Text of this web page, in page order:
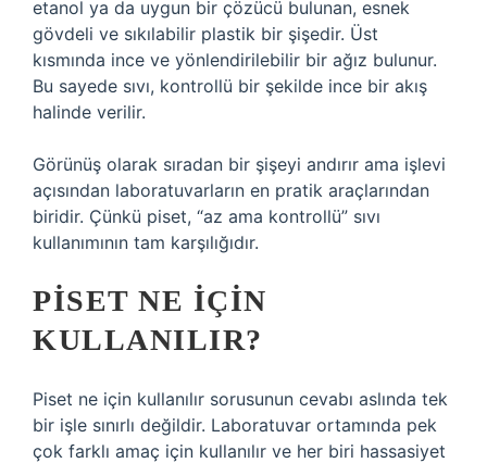
etanol ya da uygun bir çözücü bulunan, esnek
gövdeli ve sıkılabilir plastik bir şişedir. Üst
kısmında ince ve yönlendirilebilir bir ağız bulunur.
Bu sayede sıvı, kontrollü bir şekilde ince bir akış
halinde verilir.
Görünüş olarak sıradan bir şişeyi andırır ama işlevi
açısından laboratuvarların en pratik araçlarından
biridir. Çünkü piset, “az ama kontrollü” sıvı
kullanımının tam karşılığıdır.
PISET NE İÇIN
KULLANILIR?
Piset ne için kullanılır sorusunun cevabı aslında tek
bir işle sınırlı değildir. Laboratuvar ortamında pek
çok farklı amaç için kullanılır ve her biri hassasiyet